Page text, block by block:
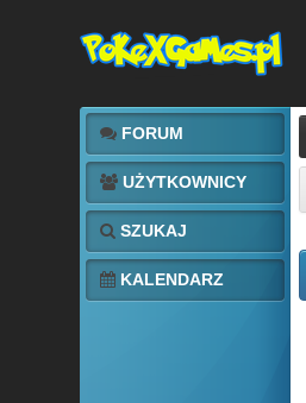
FORUM
UŻYTKOWNICY
SZUKAJ
KALENDARZ